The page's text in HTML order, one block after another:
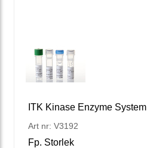
ITK Kinase Enzyme System
Art nr: V3192
Fp. Storlek